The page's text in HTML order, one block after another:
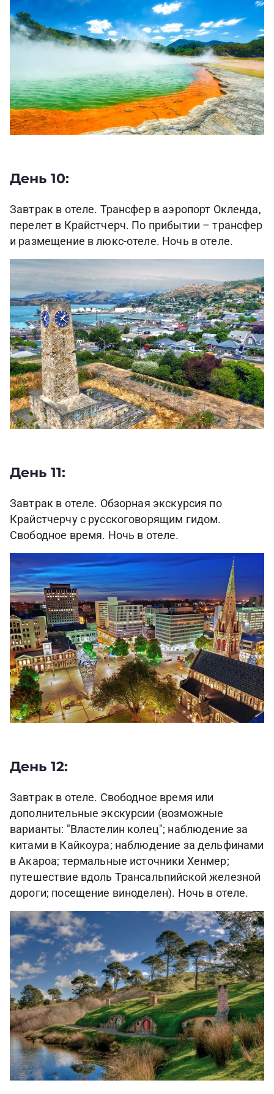
День 10:
Завтрак в отеле. Трансфер в аэропорт Окленда,
перелет в Крайстчерч. По прибытии – трансфер
и размещение в люкс-отеле. Ночь в отеле.
День 11:
Завтрак в отеле. Обзорная экскурсия по
Крайстчерчу с русскоговорящим гидом.
Свободное время. Ночь в отеле.
День 12:
Завтрак в отеле. Свободное время или
дополнительные экскурсии (возможные
варианты: "Властелин колец"; наблюдение за
китами в Кайкоура; наблюдение за дельфинами
в Акароа; термальные источники Хенмер;
путешествие вдоль Трансальпийской железной
дороги; посещение виноделен). Ночь в отеле.